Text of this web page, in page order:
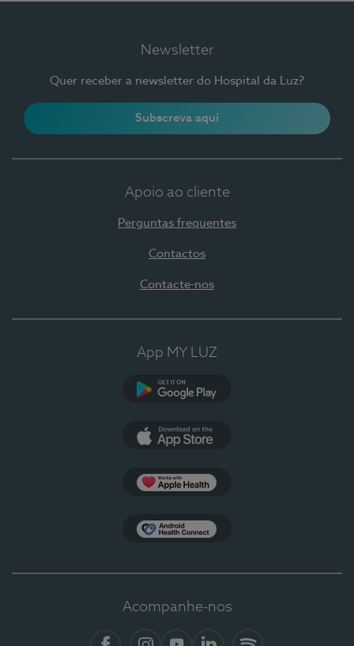
Newsletter
Quer receber a newsletter do Hospital da Luz?
Subscreva aqui
Apoio ao cliente
Perguntas frequentes
Contactos
Contacte-nos
App MY LUZ
Acompanhe-nos